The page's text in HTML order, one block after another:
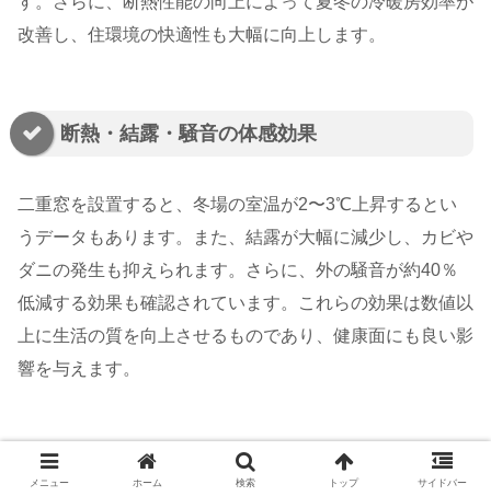
改善し、住環境の快適性も大幅に向上します。
断熱・結露・騒音の体感効果
二重窓を設置すると、冬場の室温が2〜3℃上昇するとい
うデータもあります。また、結露が大幅に減少し、カビや
ダニの発生も抑えられます。さらに、外の騒音が約40％
低減する効果も確認されています。これらの効果は数値以
上に生活の質を向上させるものであり、健康面にも良い影
響を与えます。
電気代削減と回収年数の目安
メニュー ホーム 検索 トップ サイドバー